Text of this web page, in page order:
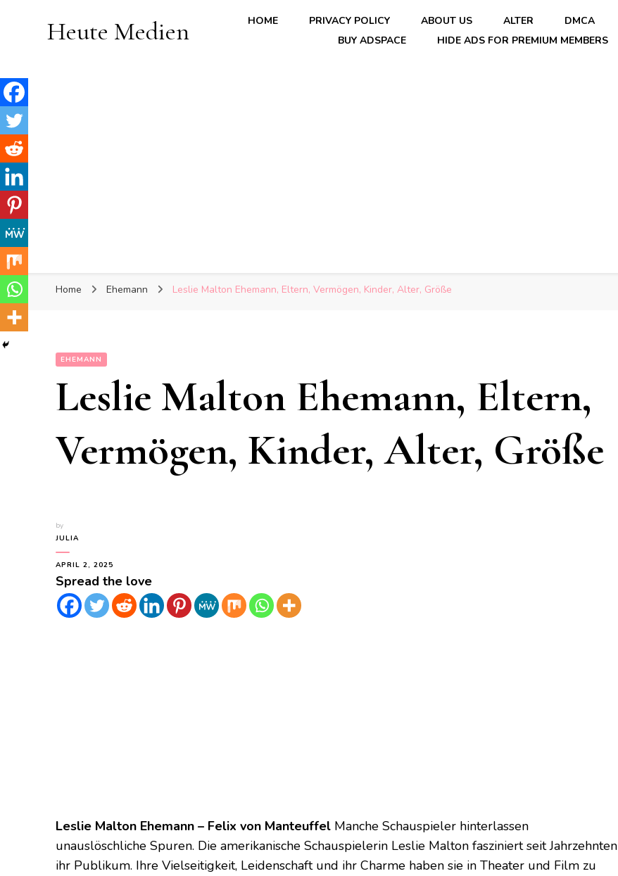
Heute Medien HOME PRIVACY POLICY ABOUT US ALTER DMCA
BUY ADSPACE
HIDE ADS FOR PREMIUM MEMBERS
Home Ehemann Leslie Malton Ehemann, Eltern, Vermögen, Kinder, Alter, Größe
EHEMANN
Leslie Malton Ehemann, Eltern,
Vermögen, Kinder, Alter, Größe
by
JULIA
APRIL 2, 2025
Spread the love
Leslie Malton Ehemann – Felix von Manteuffel Manche Schauspieler hinterlassen
unauslöschliche Spuren. Die amerikanische Schauspielerin Leslie Malton fasziniert seit Jahrzehnten
ihr Publikum. Ihre Vielseitigkeit, Leidenschaft und ihr Charme haben sie in Theater und Film zu